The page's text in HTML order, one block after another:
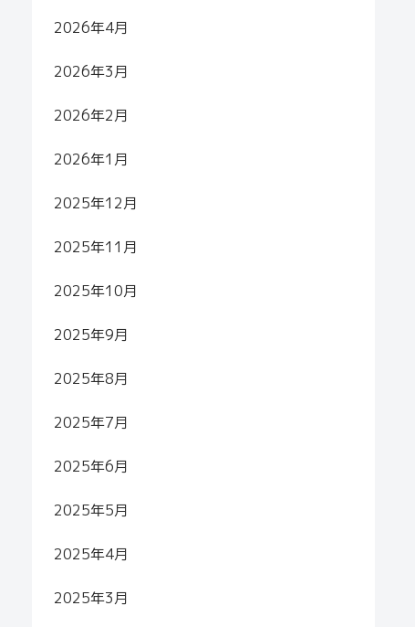
2026年4月
2026年3月
2026年2月
2026年1月
2025年12月
2025年11月
2025年10月
2025年9月
2025年8月
2025年7月
2025年6月
2025年5月
2025年4月
2025年3月